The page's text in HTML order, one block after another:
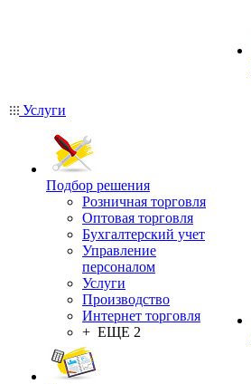
Услуги
Подбор решения
Розничная торговля
Оптовая торговля
Бухгалтерский учет
Управление
персоналом
Услуги
Производство
Интернет торговля
+ ЕЩЕ 2